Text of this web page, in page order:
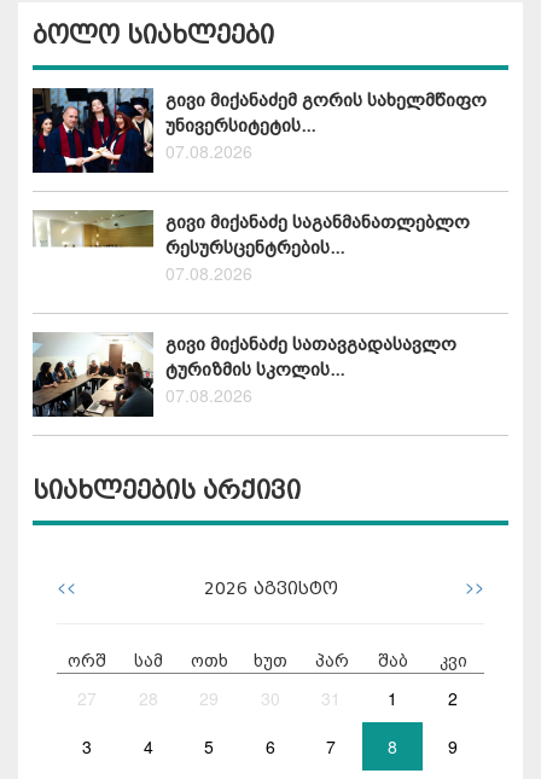
ბოლო სიახლეები
გივი მიქანაძემ გორის სახელმწიფო
უნივერსიტეტის...
07.08.2026
გივი მიქანაძე საგანმანათლებლო
რესურსცენტრების...
07.08.2026
გივი მიქანაძე სათავგადასავლო
ტურიზმის სკოლის...
07.08.2026
სიახლეების არქივი
<< 2026 აგვისტო >>
ორშ სამ ოთხ ხუთ პარ შაბ კვი
27 28 29 30 31 1 2
3 4 5 6 7 8 9